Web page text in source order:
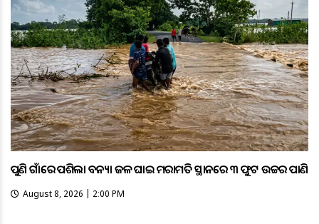
ପୁଣି ଗାଁରେ ପଶିଲା ବନ୍ୟା ଜଳ ଘାଇ ମରାମତି ସ୍ଥାନରେ ୩ ଫୁଟ ଉଚ୍ଚର ପାଣି
August 8, 2026 | 2:00 PM